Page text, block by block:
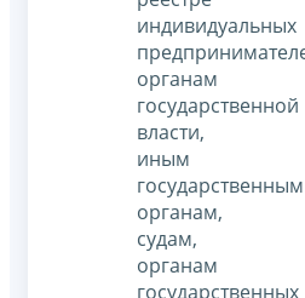
индивидуальных
органам
государственной
власти,
иным
государственным
органам,
судам,
органам
государственных